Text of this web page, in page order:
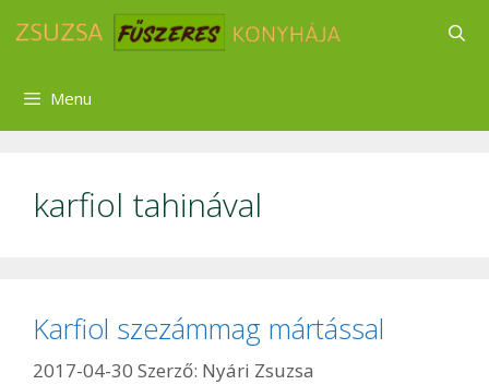
Menu
karfiol tahinával
Karfiol szezámmag mártással
2017-04-30 Szerző: Nyári Zsuzsa